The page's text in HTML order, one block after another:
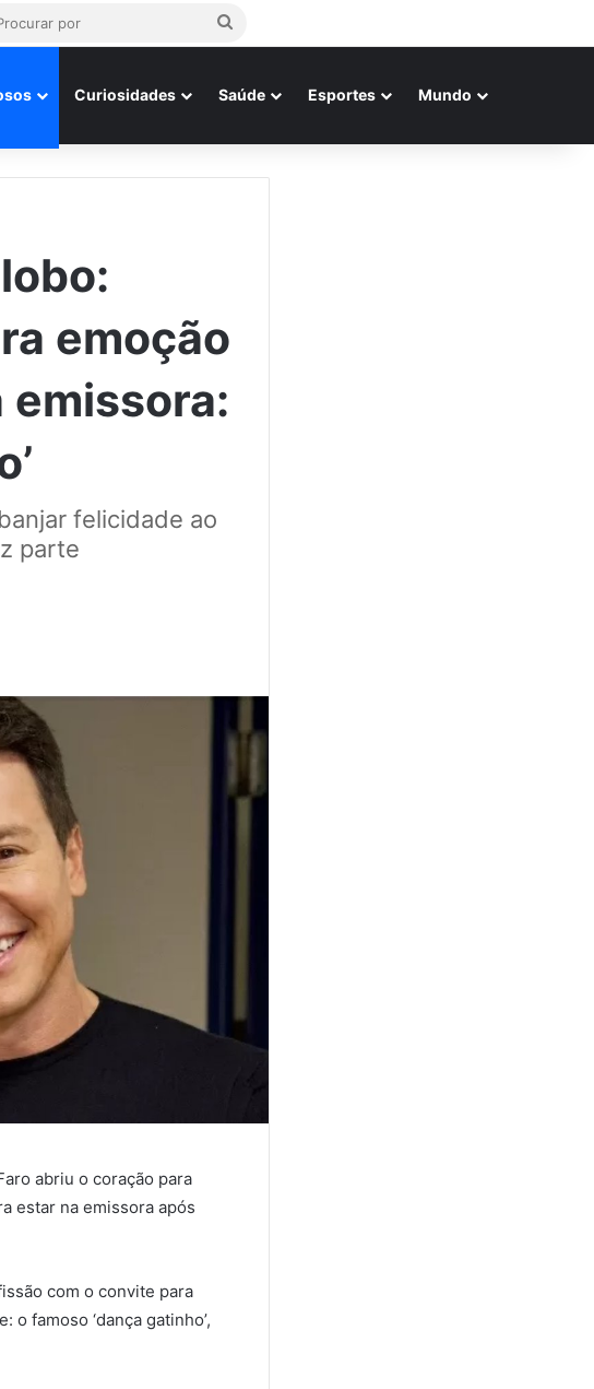
Procurar
Curiosidades Saúde Esportes Mundo
emoção
emissora:
felicidade ao
parte
abriu o coração para
estar na emissora após
com o convite para
famoso ‘dança gatinho’,